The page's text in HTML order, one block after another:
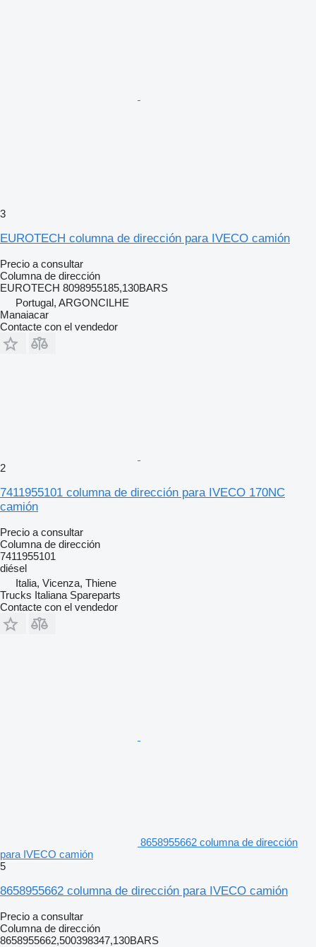
3
EUROTECH columna de dirección para IVECO camión
Precio a consultar
Columna de dirección
EUROTECH 8098955185,130BARS
Portugal, ARGONCILHE
Manaiacar
Contacte con el vendedor
2
7411955101 columna de dirección para IVECO 170NC
camión
Precio a consultar
Columna de dirección
7411955101
diésel
Italia, Vicenza, Thiene
Trucks Italiana Spareparts
Contacte con el vendedor
8658955662 columna de dirección
para IVECO camión
5
8658955662 columna de dirección para IVECO camión
Precio a consultar
Columna de dirección
8658955662,500398347,130BARS